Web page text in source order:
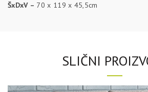
ŠxDxV – 70 x 119 x 45,5cm
SLIČNI